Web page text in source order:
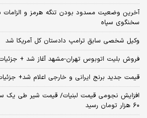
آخرین وضعیت مسدود بودن تنگه هرمز و الزامات
سخنگوی سپاه
وکیل شخصی سابق ترامپ دادستان کل آمریکا شد
فروش بلیت اتوبوس تهران-مشهد آغاز شد +
قیمت جدید برنج ایرانی و خارجی اعلام شد+
۶۰ هزار تومان رسید